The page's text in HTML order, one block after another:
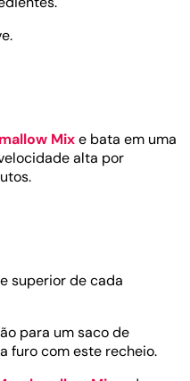
Mixe bata em uma
alta por
superior de cada
para um saco de
furo com este recheio.